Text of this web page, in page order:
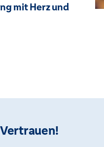
mit Herz und